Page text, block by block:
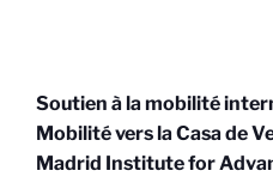
Soutien à la mobilité
Mobilité vers la Casa de
Madrid Institute for